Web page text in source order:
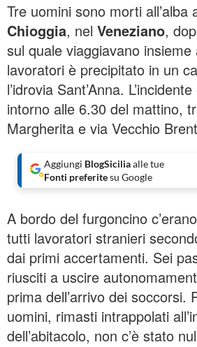
Tre uomini sono morti all’alba
Chioggia, nel Veneziano,
sul quale viaggiavano
lavoratori è precipitato in un
l’idrovia Sant’Anna.
intorno alle 6.30 del mattino,
Margherita e via Vecchio
Aggiungi BlogSiciliaalle tue
Fonti preferitesu Google
A bordo del furgoncino c’erano
tutti lavoratori stranieri
dai primi accertamenti. Sei
riusciti a uscire
prima dell’arrivo dei soccorsi.
uomini, rimasti intrappolati
dell’abitacolo, non c’è stato